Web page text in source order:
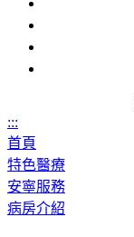
:::
首頁
特色醫療
安寧服務
病房介紹